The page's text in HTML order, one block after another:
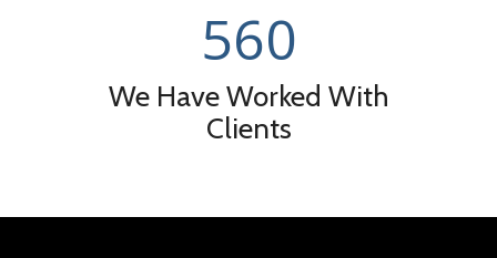
560
We Have Worked With
Clients